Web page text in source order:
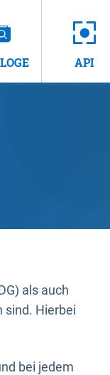
API
als auch
sind. Hierbei
bei jedem